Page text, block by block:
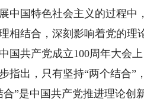
中国特色社会主义的过程
相结合，深刻影响着党的理
共产党成立100周年大会上
指出，只有坚持“两个结合
”是中国共产党推进理论创